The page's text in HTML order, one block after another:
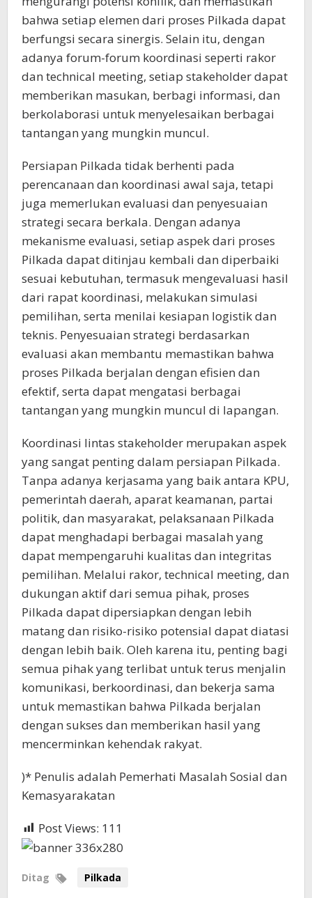
bahwa setiap elemen dari proses Pilkada dapat
berfungsi secara sinergis. Selain itu, dengan
adanya forum-forum koordinasi seperti rakor
dan technical meeting, setiap stakeholder dapat
memberikan masukan, berbagi informasi, dan
berkolaborasi untuk menyelesaikan berbagai
tantangan yang mungkin muncul.
Persiapan Pilkada tidak berhenti pada
perencanaan dan koordinasi awal saja, tetapi
juga memerlukan evaluasi dan penyesuaian
strategi secara berkala. Dengan adanya
mekanisme evaluasi, setiap aspek dari proses
Pilkada dapat ditinjau kembali dan diperbaiki
sesuai kebutuhan, termasuk mengevaluasi hasil
dari rapat koordinasi, melakukan simulasi
pemilihan, serta menilai kesiapan logistik dan
teknis. Penyesuaian strategi berdasarkan
evaluasi akan membantu memastikan bahwa
proses Pilkada berjalan dengan efisien dan
efektif, serta dapat mengatasi berbagai
tantangan yang mungkin muncul di lapangan.
Koordinasi lintas stakeholder merupakan aspek
yang sangat penting dalam persiapan Pilkada.
Tanpa adanya kerjasama yang baik antara KPU,
pemerintah daerah, aparat keamanan, partai
politik, dan masyarakat, pelaksanaan Pilkada
dapat menghadapi berbagai masalah yang
dapat mempengaruhi kualitas dan integritas
pemilihan. Melalui rakor, technical meeting, dan
dukungan aktif dari semua pihak, proses
Pilkada dapat dipersiapkan dengan lebih
matang dan risiko-risiko potensial dapat diatasi
dengan lebih baik. Oleh karena itu, penting bagi
semua pihak yang terlibat untuk terus menjalin
komunikasi, berkoordinasi, dan bekerja sama
untuk memastikan bahwa Pilkada berjalan
dengan sukses dan memberikan hasil yang
mencerminkan kehendak rakyat.
)* Penulis adalah Pemerhati Masalah Sosial dan
Kemasyarakatan
Post Views: 111
Ditag Pilkada